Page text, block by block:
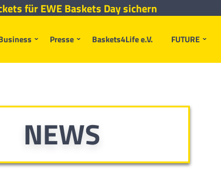
Presse Baskets4Life e.V. FUTURE
für EWE Baskets Day sichern
NEWS